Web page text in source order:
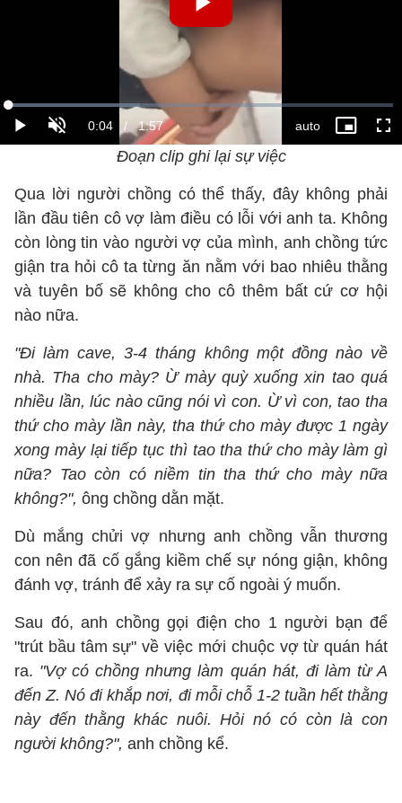
Đoạn clip ghi lại sự việc
Qua lời người chồng có thể thấy, đây không phải
lần đầu tiên cô vợ làm điều có lỗi với anh ta. Không
còn lòng tin vào người vợ của mình, anh chồng tức
giận tra hỏi cô ta từng ăn nằm với bao nhiêu thằng
và tuyên bố sẽ không cho cô thêm bất cứ cơ hội
nào nữa.
"Đi làm cave, 3-4 tháng không một đồng nào về
nhà. Tha cho mày? Ừ mày quỳ xuống xin tao quá
nhiều lần, lúc nào cũng nói vì con. Ừ vì con, tao tha
thứ cho mày lần này, tha thứ cho mày được 1 ngày
xong mày lại tiếp tục thì tao tha thứ cho mày làm gì
nữa? Tao còn có niềm tin tha thứ cho mày nữa
không?", ông chồng dằn mặt.
Dù mắng chửi vợ nhưng anh chồng vẫn thương
con nên đã cố gắng kiềm chế sự nóng giận, không
đánh vợ, tránh để xảy ra sự cố ngoài ý muốn.
Sau đó, anh chồng gọi điện cho 1 người bạn để
"trút bầu tâm sự" về việc mới chuộc vợ từ quán hát
ra. "Vợ có chồng nhưng làm quán hát, đi làm từ A
đến Z. Nó đi khắp nơi, đi mỗi chỗ 1-2 tuần hết thằng
này đến thằng khác nuôi. Hỏi nó có còn là con
người không?", anh chồng kể.